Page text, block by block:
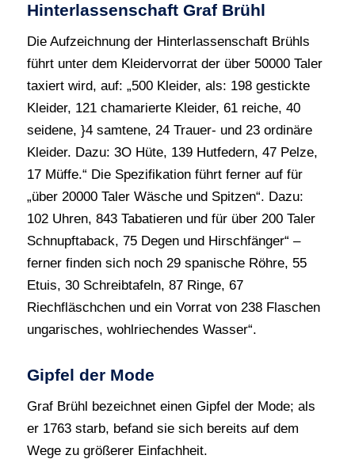
Hinterlassenschaft Graf Brühl
Die Aufzeichnung der Hinterlassenschaft Brühls
führt unter dem Kleidervorrat der über 50000 Taler
taxiert wird, auf: „500 Kleider, als: 198 gestickte
Kleider, 121 chamarierte Kleider, 61 reiche, 40
seidene, }4 samtene, 24 Trauer- und 23 ordinäre
Kleider. Dazu: 3O Hüte, 139 Hutfedern, 47 Pelze,
17 Müffe.“ Die Spezifikation führt ferner auf für
„über 20000 Taler Wäsche und Spitzen“. Dazu:
102 Uhren, 843 Tabatieren und für über 200 Taler
Schnupftaback, 75 Degen und Hirschfänger“ –
ferner finden sich noch 29 spanische Röhre, 55
Etuis, 30 Schreibtafeln, 87 Ringe, 67
Riechfläschchen und ein Vorrat von 238 Flaschen
ungarisches, wohlriechendes Wasser“.
Gipfel der Mode
Graf Brühl bezeichnet einen Gipfel der Mode; als
er 1763 starb, befand sie sich bereits auf dem
Wege zu größerer Einfachheit.